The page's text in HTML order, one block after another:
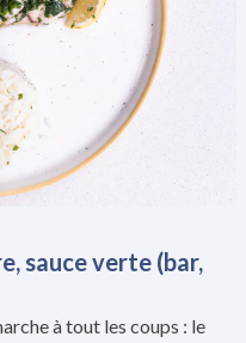
sauce verte (bar,
à tout les coups : le